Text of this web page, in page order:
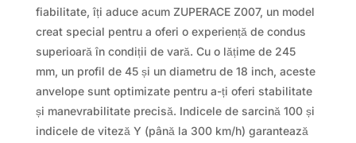
fiabilitate, îți aduce acum ZUPERACE Z007, un model
creat special pentru a oferi o experiență de condus
superioară în condiții de vară. Cu o lățime de 245
mm, un profil de 45 și un diametru de 18 inch, aceste
anvelope sunt optimizate pentru a-ți oferi stabilitate
și manevrabilitate precisă. Indicele de sarcină 100 și
indicele de viteză Y (până la 300 km/h) garantează